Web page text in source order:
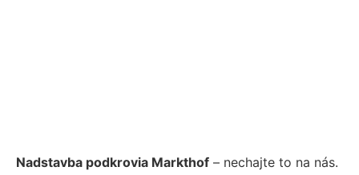
Nadstavba podkrovia Markthof – nechajte to na nás.